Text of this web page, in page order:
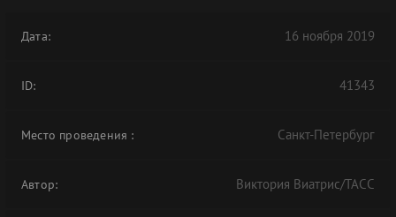
В АРХИВЕ
Дата: 16 ноября 2019
ID: 41343
Место проведения : Санкт-Петербург
Автор: Виктория Виатрис/ТАСС